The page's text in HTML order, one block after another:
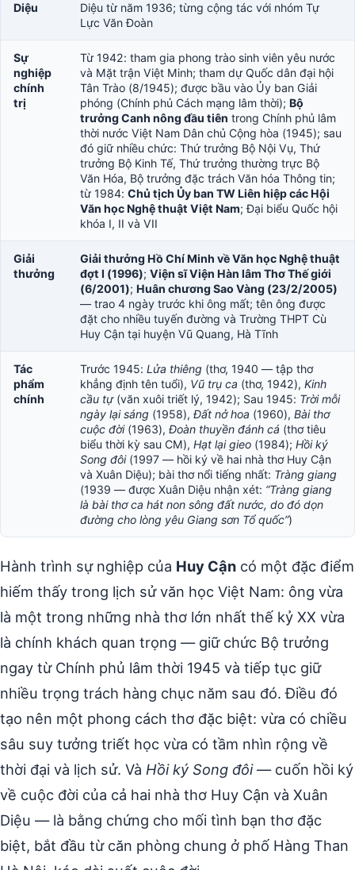
Diệu
Diệu từ năm 1936; từng cộng tác với nhóm Tự
Lực Văn Đoàn
Sự
nghiệp
chính
trị
Từ 1942: tham gia phong trào sinh viên yêu nước
và Mặt trận Việt Minh; tham dự Quốc dân đại hội
Tân Trào (8/1945); được bầu vào Ủy ban Giải
phóng (Chính phủ Cách mạng lâm thời); Bộ
trưởng Canh nông đầu tiên trong Chính phủ lâm
thời nước Việt Nam Dân chủ Cộng hòa (1945); sau
đó giữ nhiều chức: Thứ trưởng Bộ Nội Vụ, Thứ
trưởng Bộ Kinh Tế, Thứ trưởng thường trực Bộ
Văn Hóa, Bộ trưởng đặc trách Văn hóa Thông tin;
từ 1984: Chủ tịch Ủy ban TW Liên hiệp các Hội
Văn học Nghệ thuật Việt Nam; Đại biểu Quốc hội
khóa I, II và VII
Giải
thưởng
Giải thưởng Hồ Chí Minh về Văn học Nghệ thuật
đợt I (1996); Viện sĩ Viện Hàn lâm Thơ Thế giới
(6/2001); Huân chương Sao Vàng (23/2/2005)
— trao 4 ngày trước khi ông mất; tên ông được
đặt cho nhiều tuyến đường và Trường THPT Cù
Huy Cận tại huyện Vũ Quang, Hà Tĩnh
Tác
phẩm
chính
Trước 1945: Lửa thiêng (thơ, 1940 — tập thơ
khẳng định tên tuổi), Vũ trụ ca (thơ, 1942), Kinh
cầu tự(văn xuôi triết lý, 1942); Sau 1945: Trời mỗi
ngày lại sáng (1958), Đất nở hoa (1960), Bài thơ
cuộc đời(1963), Đoàn thuyền đánh cá (thơ tiêu
biểu thời kỳ sau CM), Hạt lại gieo (1984); Hồi ký
Song đôi(1997 — hồi ký về hai nhà thơ Huy Cận
và Xuân Diệu); bài thơ nổi tiếng nhất: Tràng giang
(1939 — được Xuân Diệu nhận xét: “Tràng giang
là bài thơ ca hát non sông đất nước, do đó dọn
đường cho lòng yêu Giang sơn Tổ quốc”)
Hành trình sự nghiệp của Huy Cận có một đặc điểm
hiếm thấy trong lịch sử văn học Việt Nam: ông vừa
là một trong những nhà thơ lớn nhất thế kỷ XX vừa
là chính khách quan trọng — giữ chức Bộ trưởng
ngay từ Chính phủ lâm thời 1945 và tiếp tục giữ
nhiều trọng trách hàng chục năm sau đó. Điều đó
tạo nên một phong cách thơ đặc biệt: vừa có chiều
sâu suy tưởng triết học vừa có tầm nhìn rộng về
thời đại và lịch sử. Và Hồi ký Song đôi— cuốn hồi ký
về cuộc đời của cả hai nhà thơ Huy Cận và Xuân
Diệu — là bằng chứng cho mối tình bạn thơ đặc
biệt, bắt đầu từ căn phòng chung ở phố Hàng Than